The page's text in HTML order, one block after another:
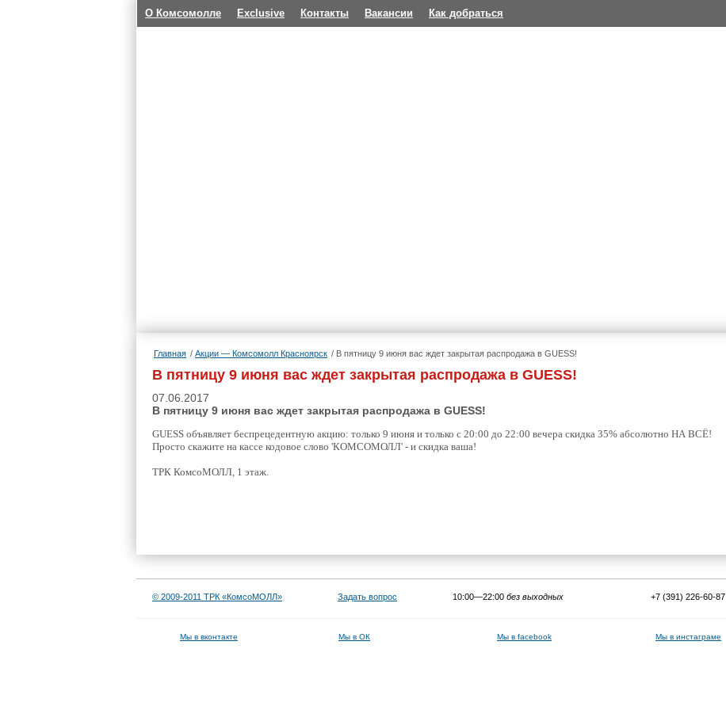
О Комсомолле Exclusive Контакты Вакансии Как добраться
Главная Акции — Комсомолл Красноярск В пятницу 9 июня вас ждет закрытая распродажа в GUESS!
В пятницу 9 июня вас ждет закрытая распродажа в GUESS!
07.06.2017
В пятницу 9 июня вас ждет закрытая распродажа в GUESS!
GUESS объявляет бесп­рецедентную акцию: только 9 июня и только с 20:00 до 22:00 вечера скидка 35% абсолютно НА ВСЁ!
Просто скажите на ка­ссе кодовое слово 'К­ОМСОМОЛЛ' - и скидка ваша!
ТРК КомсоМОЛ­Л, 1 этаж.
© 2009-2011 ТРК «КомсоМОЛЛ» Задать вопрос 10:00—22:00 без выходных +7 (391) 226-60-87
Мы в вконтакте Мы в ОК Мы в facebook Мы в инстаграме